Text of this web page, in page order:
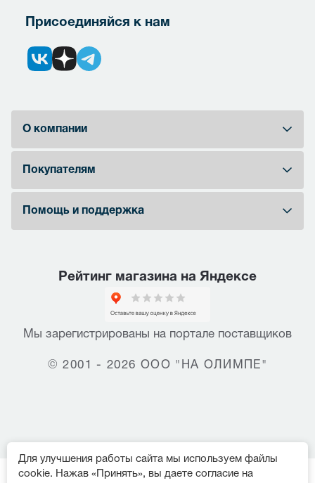
Присоединяйся к нам
О компании
Покупателям
Помощь и поддержка
Рейтинг магазина на Яндексе
Мы зарегистрированы на портале поставщиков
© 2001 - 2026 ООО "НА ОЛИМПЕ"
Для улучшения работы сайта мы используем файлы
cookie. Нажав «Принять», вы даете согласие на